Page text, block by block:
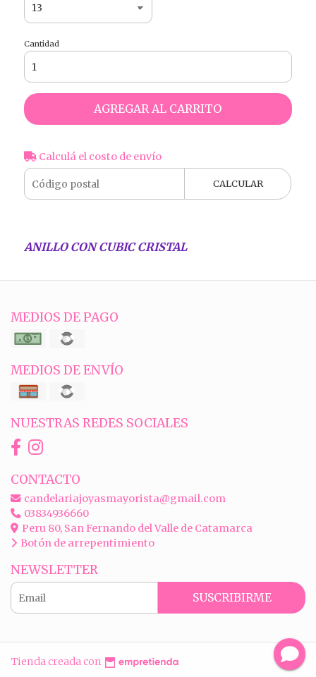
Cantidad
AGREGAR AL CARRITO
Calculá el costo de envío
CALCULAR
ANILLO CON CUBIC CRISTAL
MEDIOS DE PAGO
MEDIOS DE ENVÍO
NUESTRAS REDES SOCIALES
CONTACTO
candelariajoyasmayorista@gmail.com
03834936660
Peru 80, San Fernando del Valle de Catamarca
Botón de arrepentimiento
NEWSLETTER
SUSCRIBIRME
Tienda creada con